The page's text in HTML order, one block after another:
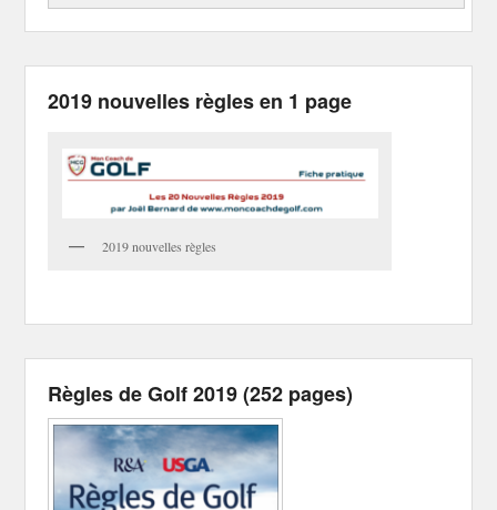
2019 nouvelles règles en 1 page
2019 nouvelles règles
Règles de Golf 2019 (252 pages)